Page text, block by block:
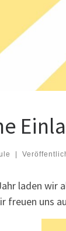
|
laden wir
freuen uns